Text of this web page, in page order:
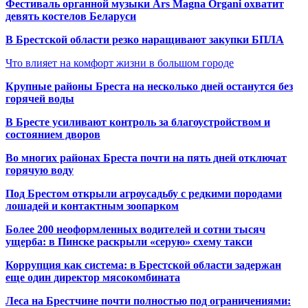
Фестиваль органной музыки Ars Magna Organi охватит
девять костелов Беларуси
В Брестской области резко наращивают закупки БПЛА
Что влияет на комфорт жизни в большом городе
Крупные районы Бреста на несколько дней останутся без
горячей воды
В Бресте усиливают контроль за благоустройством и
состоянием дворов
Во многих районах Бреста почти на пять дней отключат
горячую воду
Под Брестом открыли агроусадьбу с редкими породами
лошадей и контактным зоопарком
Более 200 неоформленных водителей и сотни тысяч
ущерба: в Пинске раскрыли «серую» схему такси
Коррупция как система: в Брестской области задержан
еще один директор мясокомбината
Леса на Брестчине почти полностью под ограничениями: